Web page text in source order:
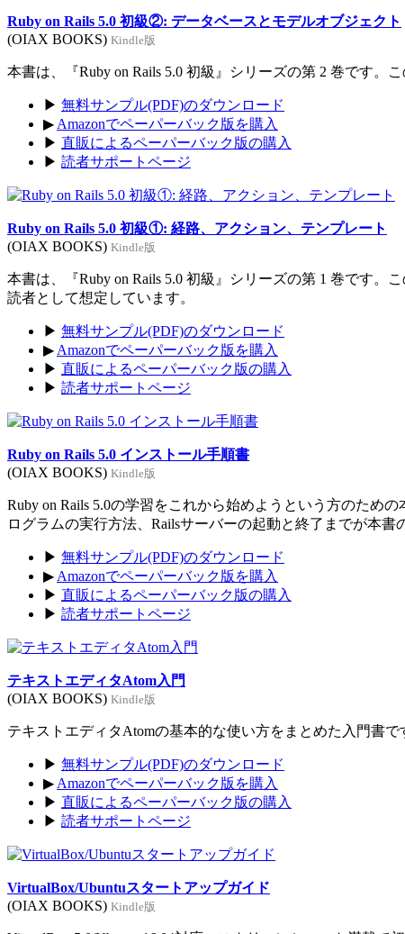
Ruby on Rails 5.0 初級②: データベースとモデルオブジェクト
(OIAX BOOKS) Kindle版
本書は、『Ruby on Rails 5.0 初級』シリーズの第 2 巻です。
▶ 無料サンプル(PDF)のダウンロード
▶ Amazonでペーパーバック版を購入
▶ 直販によるペーパーバック版の購入
▶ 読者サポートページ
Ruby on Rails 5.0 初級①: 経路、アクション、テンプレート
(OIAX BOOKS) Kindle版
本書は、『Ruby on Rails 5.0 初級』シリーズの第 1 巻です。
読者として想定しています。
▶ 無料サンプル(PDF)のダウンロード
▶ Amazonでペーパーバック版を購入
▶ 直販によるペーパーバック版の購入
▶ 読者サポートページ
Ruby on Rails 5.0 インストール手順書
(OIAX BOOKS) Kindle版
Ruby on Rails 5.0の学習をこれから始めようという方のため
ログラムの実行方法、Railsサーバーの起動と終了までが本書
▶ 無料サンプル(PDF)のダウンロード
▶ Amazonでペーパーバック版を購入
▶ 直販によるペーパーバック版の購入
▶ 読者サポートページ
テキストエディタAtom入門
(OIAX BOOKS) Kindle版
テキストエディタAtomの基本的な使い方をまとめた入門書
▶ 無料サンプル(PDF)のダウンロード
▶ Amazonでペーパーバック版を購入
▶ 直販によるペーパーバック版の購入
▶ 読者サポートページ
VirtualBox/Ubuntuスタートアップガイド
(OIAX BOOKS) Kindle版